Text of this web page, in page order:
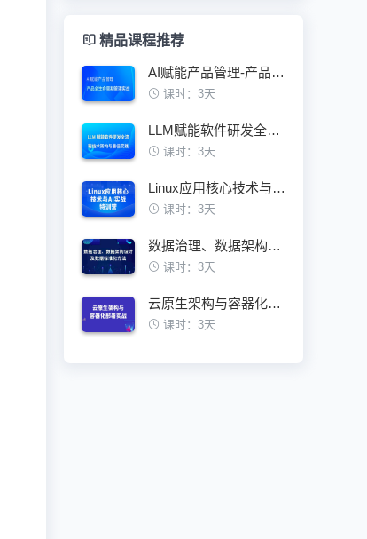
精品课程推荐
AI赋能产品管理-产品全生命周期管理实战
课时：3天
LLM赋能软件研发全流程技术架构与最佳实践
课时：3天
Linux应用核心技术与AI实战特训营
课时：3天
数据治理、数据架构设计及数据标准化方法
课时：3天
云原生架构与容器化部署实战训练营
课时：3天